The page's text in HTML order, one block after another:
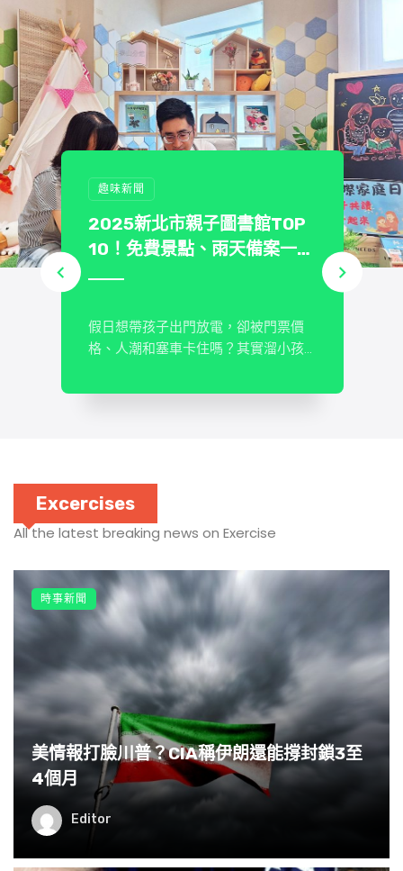
趣味新聞
2025新北市親子圖書館TOP
10！免費景點、雨天備案一次
看
假日想帶孩子出門放電，卻被門票價
格、人潮和塞車卡住嗎？其實溜小孩
爸媽默默收藏、口碑超強的「零成本
Excercises
All the latest breaking news on Exercise
美情報打臉川普？CIA稱伊朗還能撐封鎖3至
4個月
Editor
時事新聞